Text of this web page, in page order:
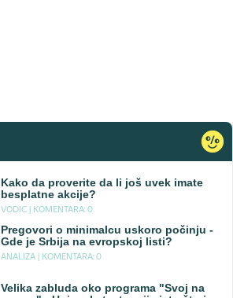
Kako da proverite da li još uvek imate
besplatne akcije?
VODIC | KOMENTARA: 0
Pregovori o minimalcu uskoro počinju -
Gde je Srbija na evropskoj listi?
ANALIZA | KOMENTARA: 0
Velika zabluda oko programa "Svoj na